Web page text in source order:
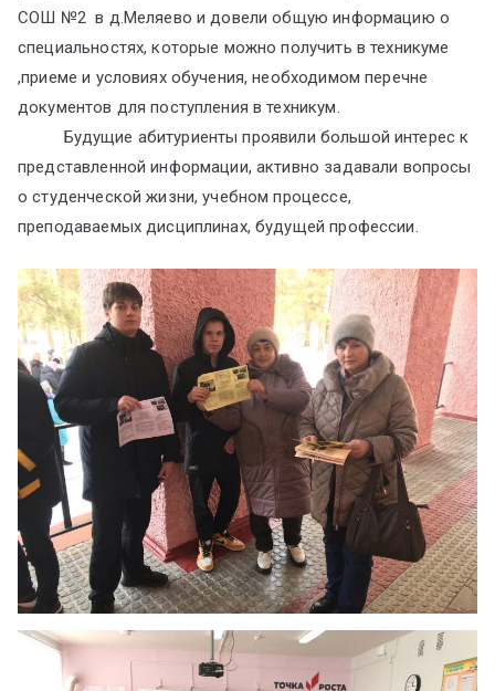
СОШ №2 в д.Меляево и довели общую информацию о
специальностях, которые можно получить в техникуме
,приеме и условиях обучения, необходимом перечне
документов для поступления в техникум.
Будущие абитуриенты проявили большой интерес к
представленной информации, активно задавали вопросы
о студенческой жизни, учебном процессе,
преподаваемых дисциплинах, будущей профессии.